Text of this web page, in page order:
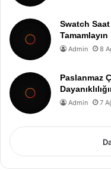
Swatch Saat
Tamamlayın
Admin 8
Paslanmaz
Admin 7